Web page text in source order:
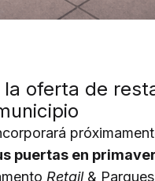
la oferta de
puertas en
Retail &